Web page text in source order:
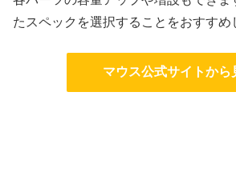
たスペックを選択することをおすすめ
マウス公式サイトから